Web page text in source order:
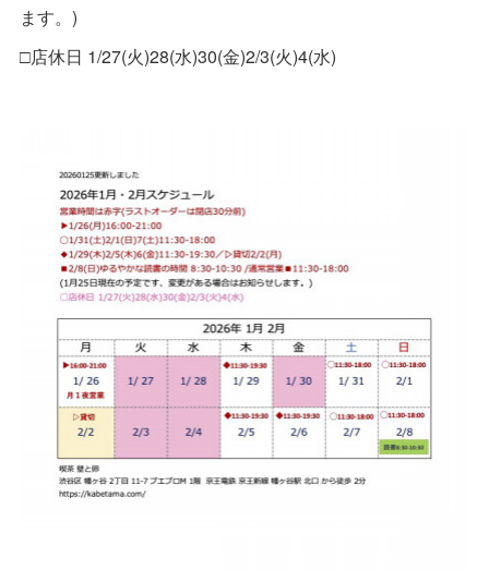
ます。)
□店休日 1/27(火)28(水)30(金)2/3(火)4(水)